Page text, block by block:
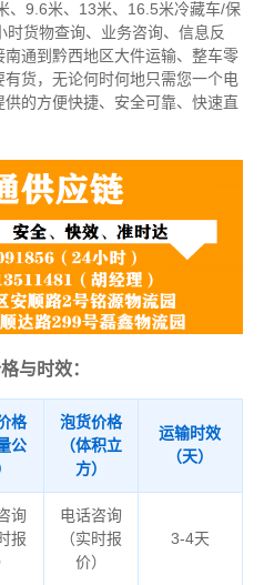
、9.6米、13米、16.5米冷藏车/保
时货物查询、业务咨询、信息反
南通到黔西地区大件运输、整车零
有货，无论何时何地只需您一个电
的方便快捷、安全可靠、快速直
与时效：
格
公
泡货价格
（体积立
方）
运输时效
（天）
询
报
电话咨询
（实时报
价）
3-4天